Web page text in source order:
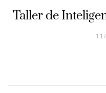
Taller de